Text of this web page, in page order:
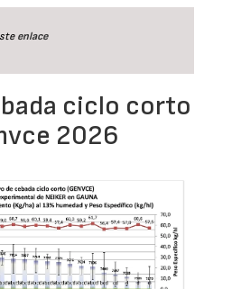
enlace
ciclo corto
2026